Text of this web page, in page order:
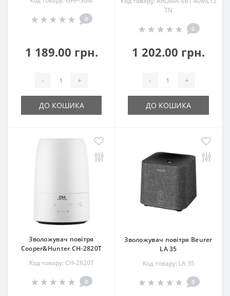
0
1 189.00 грн.
- +
ДО КОШИКА
TN
0
1 202.00 грн.
- +
ДО КОШИКА
Зволожувач повітря
Cooper&Hunter CH-2820T
Код товару: CH-2820T
0
Зволожувач повітря Beurer
LA 35
Код товару: LA 35
0